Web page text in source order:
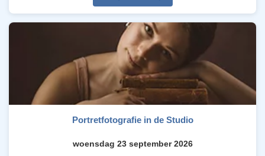
Portretfotografie in de Studio
woensdag 23 september 2026